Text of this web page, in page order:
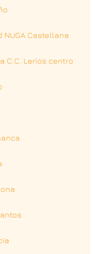
Castellana
C.C. Larios centro